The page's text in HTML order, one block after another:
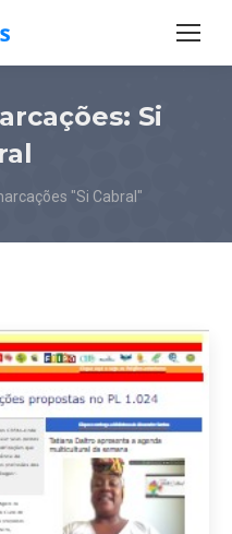
Si
"Si Cabral"